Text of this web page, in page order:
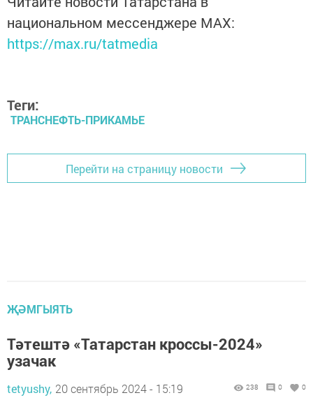
национальном мессенджере MАХ:
https://max.ru/tatmedia
Теги:
ТРАНСНЕФТЬ-ПРИКАМЬЕ
Перейти на страницу новости
ҖӘМГЫЯТЬ
Тәтештә «Татарстан кроссы-2024»
узачак
tetyushy, 20 сентябрь 2024 - 15:19 238 0 0